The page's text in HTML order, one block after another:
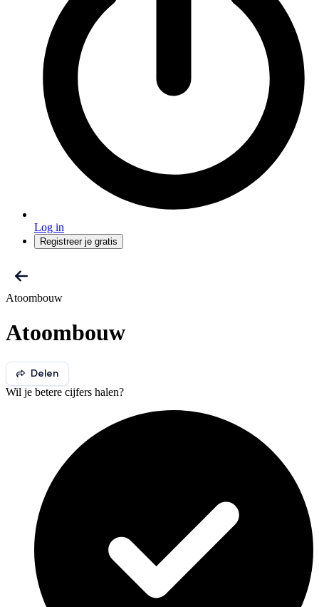
Log in
Registreer je gratis
Atoombouw
Atoombouw
Delen
Wil je betere cijfers halen?